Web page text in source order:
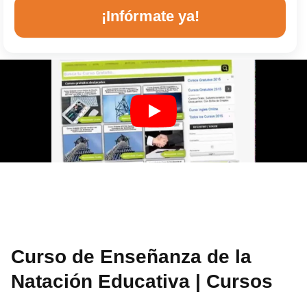
¡Infórmate ya!
Curso de Enseñanza de la
Natación Educativa | Cursos